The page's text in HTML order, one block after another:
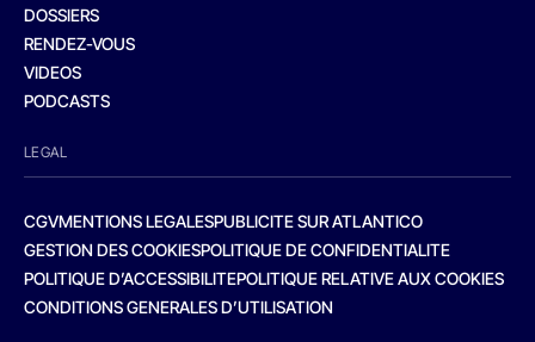
DOSSIERS
RENDEZ-VOUS
VIDEOS
PODCASTS
LEGAL
CGVMENTIONS LEGALESPUBLICITE SUR ATLANTICO
GESTION DES COOKIESPOLITIQUE DE CONFIDENTIALITE
POLITIQUE D’ACCESSIBILITEPOLITIQUE RELATIVE AUX COOKIES
CONDITIONS GENERALES D’UTILISATION